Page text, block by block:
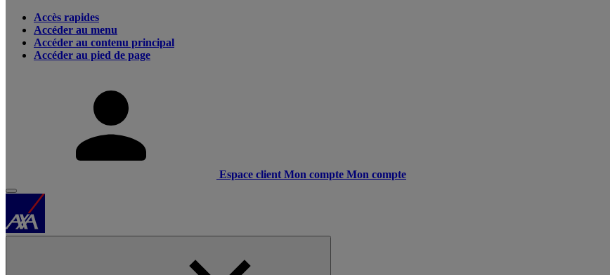
Accès rapides
Accéder au menu
Accéder au contenu principal
Accéder au pied de page
Espace client Mon compte Mon compte